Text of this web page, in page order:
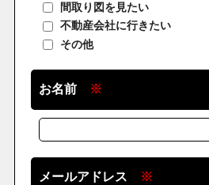
間取り図を見たい
不動産会社に行きたい
その他
お名前 ※
メールアドレス ※